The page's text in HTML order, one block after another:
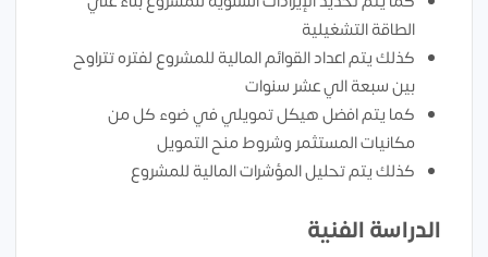
الطاقة التشغيلية
كذلك يتم اعداد القوائم المالية للمشروع لفتره تتراوح
بين سبعة الي عشر سنوات
كما يتم افضل هيكل تمويلي في ضوء كل من
مكانيات المستثمر وشروط منح التمويل
كذلك يتم تحليل المؤشرات المالية للمشروع
الدراسة الفنية